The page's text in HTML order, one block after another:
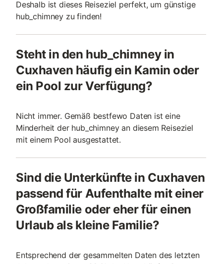
Deshalb ist dieses Reiseziel perfekt, um günstige
hub_chimney zu finden!
Steht in den hub_chimney in
Cuxhaven häufig ein Kamin oder
ein Pool zur Verfügung?
Nicht immer. Gemäß bestfewo Daten ist eine
Minderheit der hub_chimney an diesem Reiseziel
mit einem Pool ausgestattet.
Sind die Unterkünfte in Cuxhaven
passend für Aufenthalte mit einer
Großfamilie oder eher für einen
Urlaub als kleine Familie?
Entsprechend der gesammelten Daten des letzten